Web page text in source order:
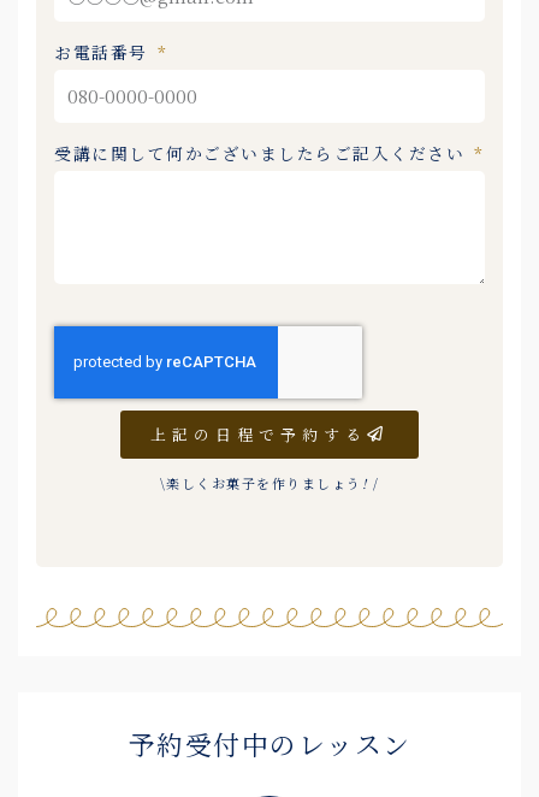
お電話番号
受講に関して何かございましたらご記入ください
上記の日程で予約する
\楽しくお菓子を作りましょう !/
予約受付中のレッスン